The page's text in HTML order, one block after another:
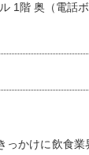
1階 奥（電話ボ
かけに飲食